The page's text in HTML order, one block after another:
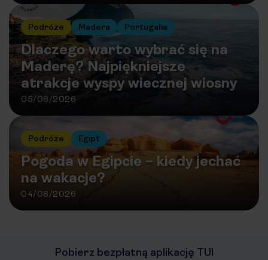
Podróże Madera Portugalia
Dlaczego warto wybrać się na
Maderę? Najpiękniejsze
atrakcje wyspy wiecznej wiosny
05/08/2026
Podróże Egipt
Pogoda w Egipcie – kiedy jechać
na wakacje?
04/08/2026
Pobierz bezpłatną aplikację TUI